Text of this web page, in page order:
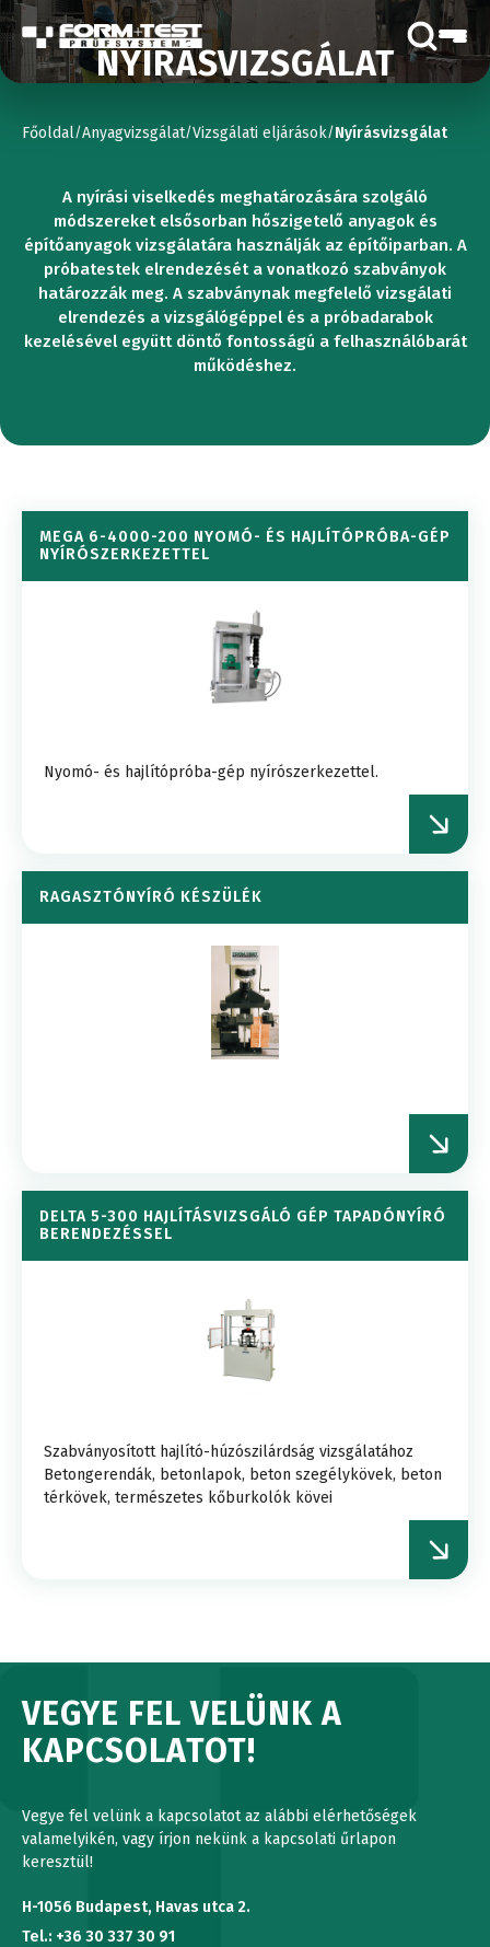
NYÍRÁSVIZSGÁLAT
Főoldal/Anyagvizsgálat/Vizsgálati eljárások/Nyírásvizsgálat
A nyírási viselkedés meghatározására szolgáló
módszereket elsősorban hőszigetelő anyagok és
építőanyagok vizsgálatára használják az építőiparban. A
próbatestek elrendezését a vonatkozó szabványok
határozzák meg. A szabványnak megfelelő vizsgálati
elrendezés a vizsgálógéppel és a próbadarabok
kezelésével együtt döntő fontosságú a felhasználóbarát
működéshez.
MEGA 6-4000-200 NYOMÓ- ÉS HAJLÍTÓPRÓBA-GÉP
NYÍRÓSZERKEZETTEL
Nyomó- és hajlítópróba-gép nyírószerkezettel.
RAGASZTÓNYÍRÓ KÉSZÜLÉK
DELTA 5-300 HAJLÍTÁSVIZSGÁLÓ GÉP TAPADÓNYÍRÓ
BERENDEZÉSSEL
Szabványosított hajlító-húzószilárdság vizsgálatához
Betongerendák, betonlapok, beton szegélykövek, beton
térkövek, természetes kőburkolók kövei
VEGYE FEL VELÜNK A
KAPCSOLATOT!
Vegye fel velünk a kapcsolatot az alábbi elérhetőségek
valamelyikén, vagy írjon nekünk a kapcsolati űrlapon
keresztül!
H-1056 Budapest, Havas utca 2.
Tel.: +36 30 337 30 91